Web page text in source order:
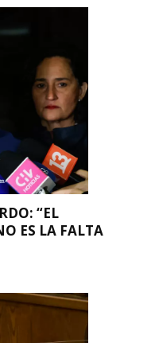
“EL
ES LA FALTA